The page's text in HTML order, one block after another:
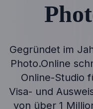
Gegründet im
Photo.Online
Online-Studio
Visa- und
von über 1